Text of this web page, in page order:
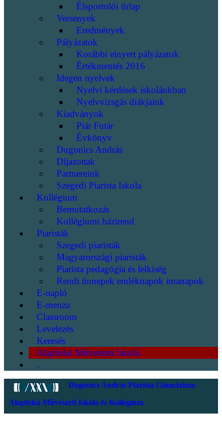
Élsportolói űrlap
Versenyek
Eredmények
Pályázatok
Korábbi elnyert pályázatok
Értékmentés 2016
Idegen nyelvek
Nyelvi kérdések iskolánkban
Nyelvvizsgás diákjaink
Kiadványok
Piár Futár
Évkönyv
Dugonics András
Díjazottak
Partnereink
Szegedi Piarista Iskola
Kollégium
Bemutatkozás
Kollégiumi házirend
Piaristák
Szegedi piaristák
Magyarországi piaristák
Piarista pedagógia és lelkiség
Rendi ünnepek emléknapok imanapok
E-napló
E-menza
Classroom
Levelezés
Keresés
Alapfokú Művészeti Iskola
.
Dugonics András Piarista Gimnázium
Alapfokú Művészeti Iskola és Kollégium